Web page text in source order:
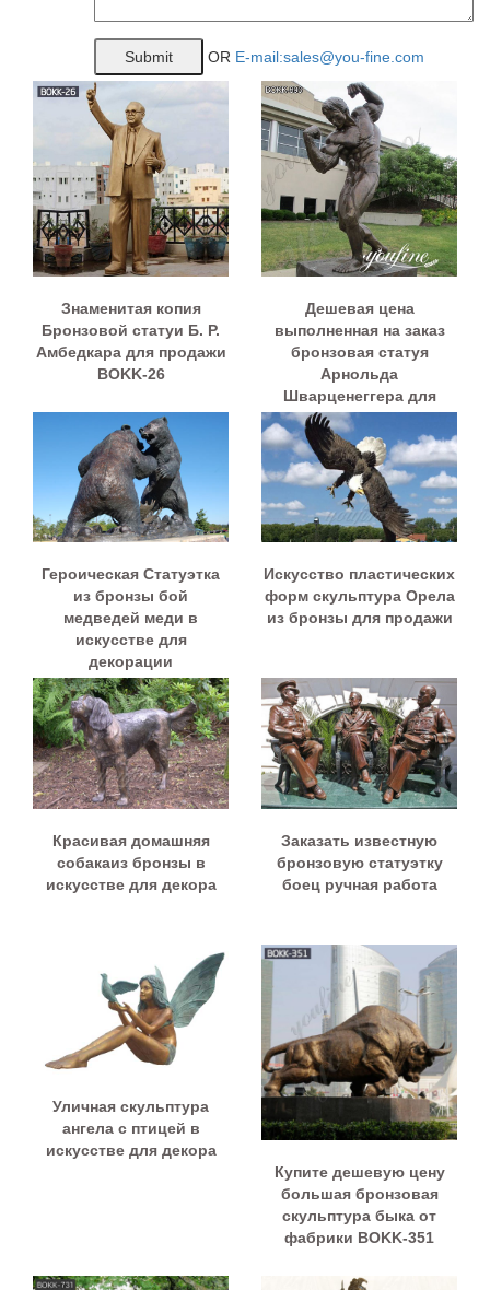
OR E-mail:sales@you-fine.com
Знаменитая копия
Бронзовой статуи Б. Р.
Амбедкара для продажи
BOKK-26
Дешевая цена
выполненная на заказ
бронзовая статуя
Арнольда
Шварценеггера для
продажи BOKK-893
Героическая Статуэтка
из бронзы бой
медведей меди в
искусстве для
декорации
Искусство пластических
форм скульптура Орела
из бронзы для продажи
Красивая домашняя
собакаиз бронзы в
искусстве для декора
Заказать известную
бронзовую статуэтку
боец ручная работа
Уличная скульптура
ангела с птицей в
искусстве для декора
Купите дешевую цену
большая бронзовая
скульптура быка от
фабрики BOKK-351